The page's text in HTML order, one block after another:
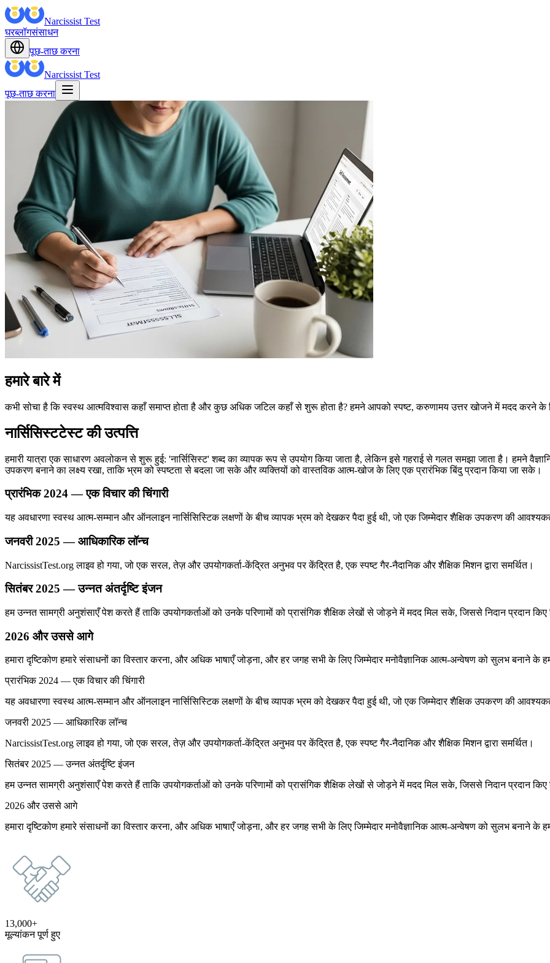
Narcissist Test
घरब्लॉगसंसाधन
पूछ-ताछ करना
Narcissist Test
पूछ-ताछ करना
हमारे बारे में
कभी सोचा है कि स्वस्थ आत्मविश्वास कहाँ समाप्त होता है और कुछ अधिक जटिल कहाँ से शुरू होता है? हमने आपको स्पष्ट, करुणामय उत्तर खोजने में मदद करने के
नार्सिसिस्टटेस्ट की उत्पत्ति
हमारी यात्रा एक साधारण अवलोकन से शुरू हुई: 'नार्सिसिस्ट' शब्द का व्यापक रूप से उपयोग किया जाता है, लेकिन इसे गहराई से गलत समझा जाता है। हमने
उपकरण बनाने का लक्ष्य रखा, ताकि भ्रम को स्पष्टता से बदला जा सके और व्यक्तियों को वास्तविक आत्म-खोज के लिए एक प्रारंभिक बिंदु प्रदान किया जा सके।
प्रारंभिक 2024 — एक विचार की चिंगारी
यह अवधारणा स्वस्थ आत्म-सम्मान और ऑनलाइन नार्सिसिस्टिक लक्षणों के बीच व्यापक भ्रम को देखकर पैदा हुई थी, जो एक जिम्मेदार शैक्षिक उपकरण की
जनवरी 2025 — आधिकारिक लॉन्च
NarcissistTest.org लाइव हो गया, जो एक सरल, तेज़ और उपयोगकर्ता-केंद्रित अनुभव पर केंद्रित है, एक स्पष्ट गैर-नैदानिक ​​और शैक्षिक मिशन द्वारा समर्थित।
सितंबर 2025 — उन्नत अंतर्दृष्टि इंजन
हम उन्नत सामग्री अनुशंसाएँ पेश करते हैं ताकि उपयोगकर्ताओं को उनके परिणामों को प्रासंगिक शैक्षिक लेखों से जोड़ने में मदद मिल सके, जिससे निदान प्रदान किए
2026 और उससे आगे
हमारा दृष्टिकोण हमारे संसाधनों का विस्तार करना, और अधिक भाषाएँ जोड़ना, और हर जगह सभी के लिए जिम्मेदार मनोवैज्ञानिक आत्म-अन्वेषण को सुलभ बनाने के
प्रारंभिक 2024 — एक विचार की चिंगारी
यह अवधारणा स्वस्थ आत्म-सम्मान और ऑनलाइन नार्सिसिस्टिक लक्षणों के बीच व्यापक भ्रम को देखकर पैदा हुई थी, जो एक जिम्मेदार शैक्षिक उपकरण की
जनवरी 2025 — आधिकारिक लॉन्च
NarcissistTest.org लाइव हो गया, जो एक सरल, तेज़ और उपयोगकर्ता-केंद्रित अनुभव पर केंद्रित है, एक स्पष्ट गैर-नैदानिक ​​और शैक्षिक मिशन द्वारा समर्थित।
सितंबर 2025 — उन्नत अंतर्दृष्टि इंजन
हम उन्नत सामग्री अनुशंसाएँ पेश करते हैं ताकि उपयोगकर्ताओं को उनके परिणामों को प्रासंगिक शैक्षिक लेखों से जोड़ने में मदद मिल सके, जिससे निदान प्रदान किए
2026 और उससे आगे
हमारा दृष्टिकोण हमारे संसाधनों का विस्तार करना, और अधिक भाषाएँ जोड़ना, और हर जगह सभी के लिए जिम्मेदार मनोवैज्ञानिक आत्म-अन्वेषण को सुलभ बनाने के
13,000+
मूल्यांकन पूर्ण हुए